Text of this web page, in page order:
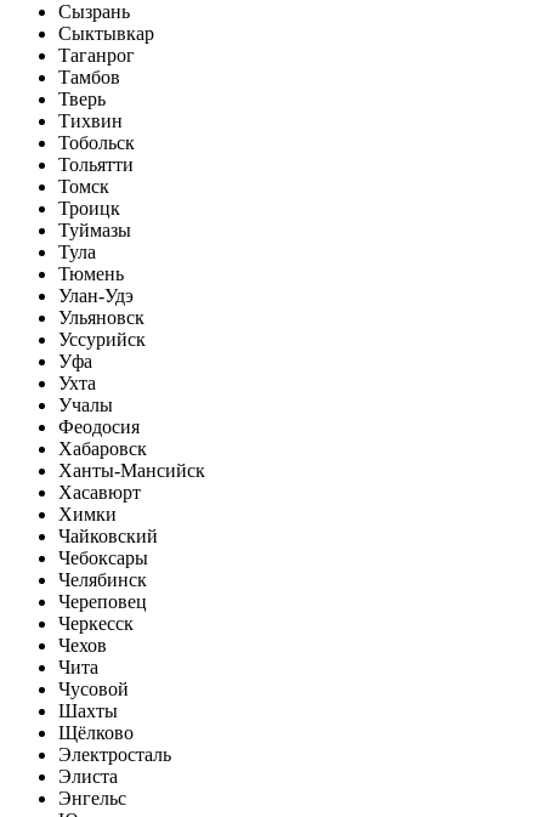
Сызрань
Сыктывкар
Таганрог
Тамбов
Тверь
Тихвин
Тобольск
Тольятти
Томск
Троицк
Туймазы
Тула
Тюмень
Улан-Удэ
Ульяновск
Уссурийск
Уфа
Ухта
Учалы
Феодосия
Хабаровск
Ханты-Мансийск
Хасавюрт
Химки
Чайковский
Чебоксары
Челябинск
Череповец
Черкесск
Чехов
Чита
Чусовой
Шахты
Щёлково
Электросталь
Элиста
Энгельс